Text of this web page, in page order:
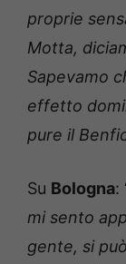
proprie
Motta,
Sapevamo
effetto
pure il
Su Bologna:
mi sento
gente, si